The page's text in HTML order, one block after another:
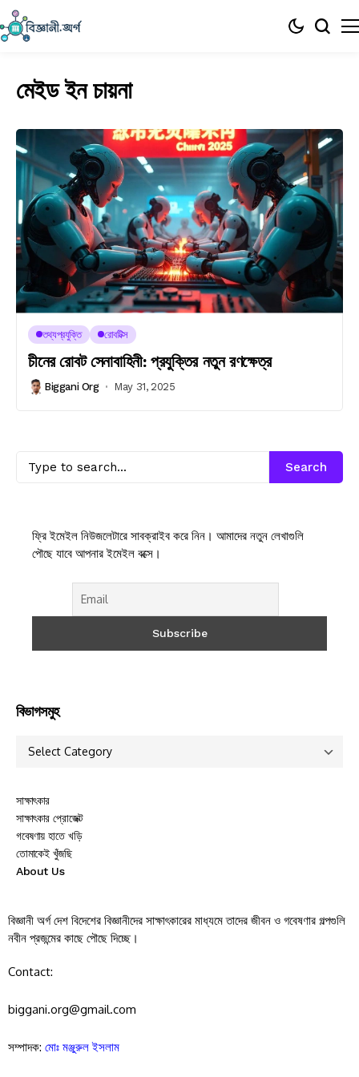
মেইড ইন চায়না
তথ্যপ্রযুক্তি রোবটিক্স
চীনের রোবট সেনাবাহিনী: প্রযুক্তির নতুন রণক্ষেত্র
Biggani Org May 31, 2025
Search
ফ্রি ইমেইল নিউজলেটারে সাবক্রাইব করে নিন। আমাদের নতুন লেখাগুলি
পৌছে যাবে আপনার ইমেইল বক্সে।
বিভাগসমুহ
সাক্ষাৎকার
সাক্ষাৎকার প্রোজেক্ট
গবেষণায় হাতে খড়ি
তোমাকেই খুঁজছি
About Us
বিজ্ঞানী অর্গ দেশ বিদেশের বিজ্ঞানীদের সাক্ষাৎকারের মাধ্যমে তাদের জীবন ও গবেষণার গল্পগুলি
নবীন প্রজন্মের কাছে পৌছে দিচ্ছে।
Contact:
biggani.org@gmail.com
সম্পাদক: মোঃ মঞ্জুরুল ইসলাম